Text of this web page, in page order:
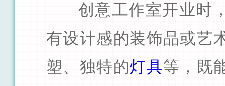
创意工作室开业时
有设计感的装饰品或艺
塑、独特的灯具等，既